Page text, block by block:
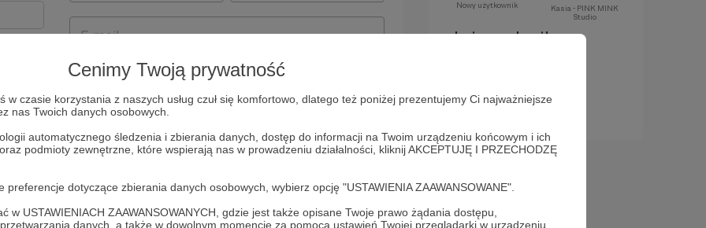
Cenimy Twoją prywatność
w czasie korzystania z naszych usług czuł się komfortowo, dlatego też poniżej prezentujemy Ci najważniejsze
nas Twoich danych osobowych.
automatycznego śledzenia i zbierania danych, dostęp do informacji na Twoim urządzeniu końcowym i ich
podmioty zewnętrzne, które wspierają nas w prowadzeniu działalności, kliknij AKCEPTUJĘ I PRZECHODZĘ
dotyczące zbierania danych osobowych, wybierz opcję "USTAWIENIA ZAAWANSOWANE".
w USTAWIENIACH ZAAWANSOWANYCH, gdzie jest także opisane Twoje prawo żądania dostępu,
danych, a także w dowolnym momencie za pomocą ustawień Twojej przeglądarki w urządzeniu
i
będą
z
Politykę Prywatności
Nowy użytkownik
Kasia - PINK MINK
Studio
Już za chwilę